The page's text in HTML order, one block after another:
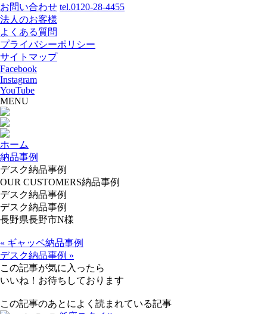
お問い合わせ tel.0120-28-4455
法人のお客様
よくある質問
プライバシーポリシー
サイトマップ
Facebook
Instagram
YouTube
MENU
ホーム
納品事例
デスク納品事例
OUR CUSTOMERS納品事例
デスク納品事例
デスク納品事例
長野県長野市N様
« ギャッベ納品事例
デスク納品事例 »
この記事が気に入ったら
いいね！お待ちしております
この記事のあとによく読まれている記事